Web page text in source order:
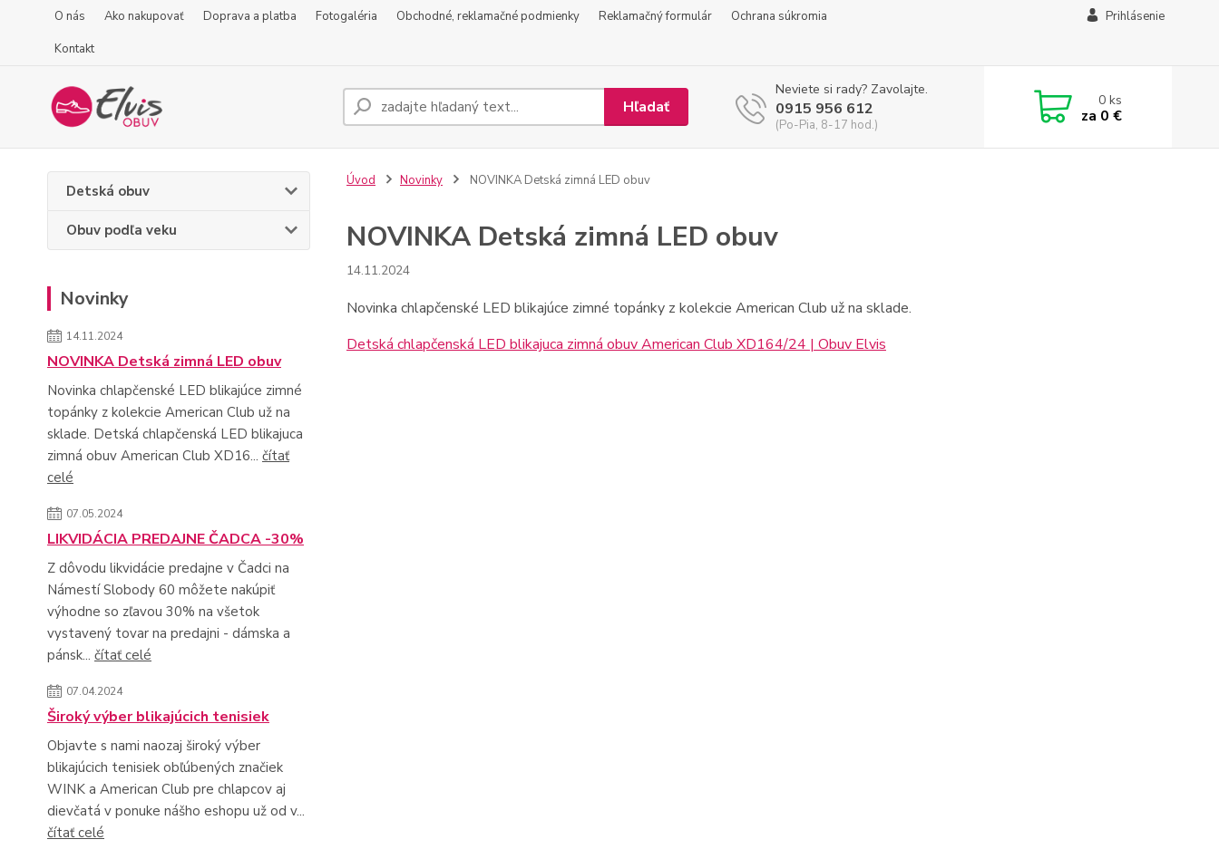
O nás Ako nakupovať Doprava a platba Fotogaléria Obchodné, reklamačné podmienky Reklamačný formulár
Ochrana súkromia
Kontakt
Prihlásenie
Hľadať
Neviete si rady? Zavolajte.
0915 956 612
(Po-Pia, 8-17 hod.)
0ks
za 0 €
Detská obuv
Obuv podľa veku
Novinky
14.11.2024
NOVINKA Detská zimná LED obuv
Novinka chlapčenské LED blikajúce zimné
topánky z kolekcie American Club už na
sklade. Detská chlapčenská LED blikajuca
zimná obuv American Club XD16... čítať
celé
07.05.2024
LIKVIDÁCIA PREDAJNE ČADCA -30%
Z dôvodu likvidácie predajne v Čadci na
Námestí Slobody 60 môžete nakúpiť
výhodne so zľavou 30% na všetok
vystavený tovar na predajni - dámska a
pánsk... čítať celé
07.04.2024
Široký výber blikajúcich tenisiek
Objavte s nami naozaj široký výber
blikajúcich tenisiek obľúbených značiek
WINK a American Club pre chlapcov aj
dievčatá v ponuke nášho eshopu už od v...
čítať celé
Úvod Novinky NOVINKA Detská zimná LED obuv
NOVINKA Detská zimná LED obuv
14.11.2024
Novinka chlapčenské LED blikajúce zimné topánky z kolekcie American Club už na sklade.
Detská chlapčenská LED blikajuca zimná obuv American Club XD164/24 | Obuv Elvis